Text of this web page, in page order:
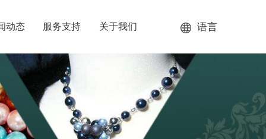
动态 服务支持 关于我们 语言